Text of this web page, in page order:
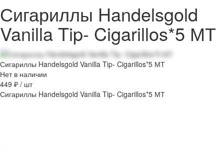
Сигариллы Handelsgold
Vanilla Tip- Cigarillos*5 МТ
Сигариллы Handelsgold Vanilla Tip- Cigarillos*5 МТ
Нет в наличии
449 ₽ / шт
Сигариллы Handelsgold Vanilla Tip- Cigarillos*5 МТ